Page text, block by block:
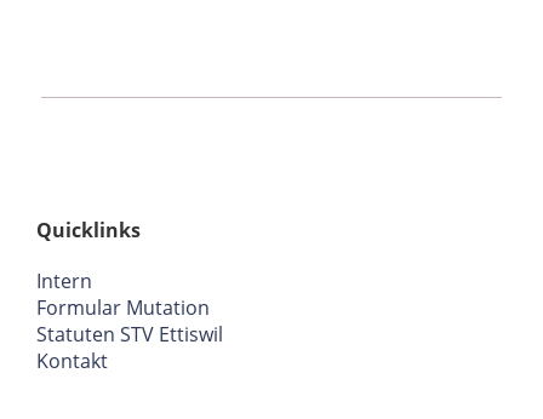
Quicklinks
Intern
Formular Mutation
Statuten STV Ettiswil
Kontakt